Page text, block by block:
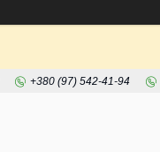
+380 (97) 542-41-94